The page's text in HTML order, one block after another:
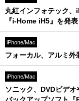
丸紅インフォテック
『i-Home iH5』を発表
iPhone/Mac
フォーカル、アルミ
iPhone/Mac
ソニック、DVDビデ